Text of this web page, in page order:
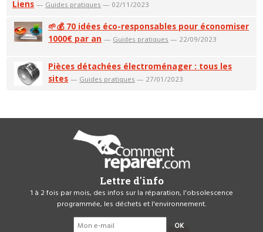
Liens — Guides pratiques — 02/11/2023
🌱💰 70 idées éco-responsables pour économiser
1000€ par an — Guides pratiques — 22/09/2023
Pièces détachées électroménager : tous les
sites — Guides pratiques — 27/01/2023
Lettre d'info
1 à 2 fois par mois, des infos sur la réparation, l'obsolescence
programmée, les déchets et l'environnement.
OK